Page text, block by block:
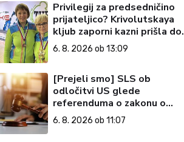
Privilegij za predsedničino
prijateljico? Krivolutskaya
kljub zaporni kazni prišla do
državljanstva?
6. 8. 2026 ob 13:09
[Prejeli smo] SLS ob
odločitvi US glede
referenduma o zakonu o
interventnih ukrepih za razvoj
Slovenije
6. 8. 2026 ob 11:07